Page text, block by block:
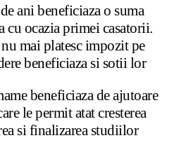
ani beneficiaza o suma
cu ocazia primei casatorii.
mai platesc impozit pe
beneficiaza si sotii lor
beneficiaza de ajutoare
le permit atat cresterea
si finalizarea studiilor